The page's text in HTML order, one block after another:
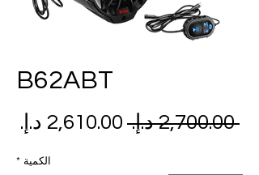
B62ABT
‏2,700.00 د.إ.‏
سعر
الكمية *